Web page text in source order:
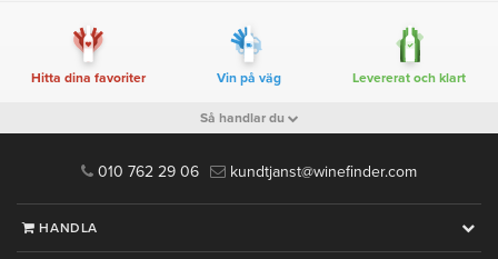
Hitta dina favoriter Vin på väg Levererat och klart
Så handlar du
010 762 29 06 kundtjanst@winefinder.com
HANDLA